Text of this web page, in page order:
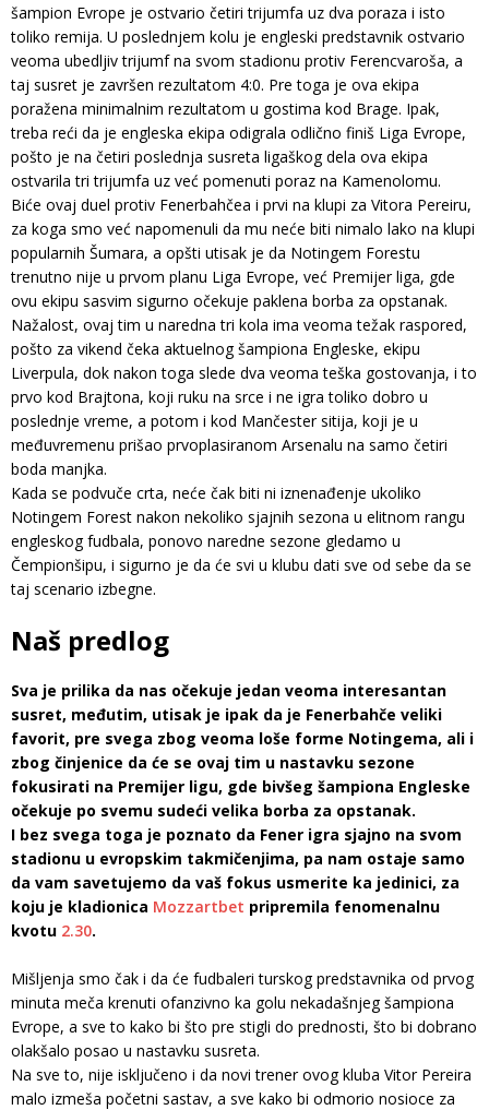
šampion Evrope je ostvario četiri trijumfa uz dva poraza i isto
toliko remija. U poslednjem kolu je engleski predstavnik ostvario
veoma ubedljiv trijumf na svom stadionu protiv Ferencvaroša, a
taj susret je završen rezultatom 4:0. Pre toga je ova ekipa
poražena minimalnim rezultatom u gostima kod Brage. Ipak,
treba reći da je engleska ekipa odigrala odlično finiš Liga Evrope,
pošto je na četiri poslednja susreta ligaškog dela ova ekipa
ostvarila tri trijumfa uz već pomenuti poraz na Kamenolomu.
Biće ovaj duel protiv Fenerbahčea i prvi na klupi za Vitora Pereiru,
za koga smo već napomenuli da mu neće biti nimalo lako na klupi
popularnih Šumara, a opšti utisak je da Notingem Forestu
trenutno nije u prvom planu Liga Evrope, već Premijer liga, gde
ovu ekipu sasvim sigurno očekuje paklena borba za opstanak.
Nažalost, ovaj tim u naredna tri kola ima veoma težak raspored,
pošto za vikend čeka aktuelnog šampiona Engleske, ekipu
Liverpula, dok nakon toga slede dva veoma teška gostovanja, i to
prvo kod Brajtona, koji ruku na srce i ne igra toliko dobro u
poslednje vreme, a potom i kod Mančester sitija, koji je u
međuvremenu prišao prvoplasiranom Arsenalu na samo četiri
boda manjka.
Kada se podvuče crta, neće čak biti ni iznenađenje ukoliko
Notingem Forest nakon nekoliko sjajnih sezona u elitnom rangu
engleskog fudbala, ponovo naredne sezone gledamo u
Čempionšipu, i sigurno je da će svi u klubu dati sve od sebe da se
taj scenario izbegne.
Naš predlog
Sva je prilika da nas očekuje jedan veoma interesantan
susret, međutim, utisak je ipak da je Fenerbahče veliki
favorit, pre svega zbog veoma loše forme Notingema, ali i
zbog činjenice da će se ovaj tim u nastavku sezone
fokusirati na Premijer ligu, gde bivšeg šampiona Engleske
očekuje po svemu sudeći velika borba za opstanak.
I bez svega toga je poznato da Fener igra sjajno na svom
stadionu u evropskim takmičenjima, pa nam ostaje samo
da vam savetujemo da vaš fokus usmerite ka jedinici, za
koju je kladionica Mozzartbet pripremila fenomenalnu
kvotu 2.30.
Mišljenja smo čak i da će fudbaleri turskog predstavnika od prvog
minuta meča krenuti ofanzivno ka golu nekadašnjeg šampiona
Evrope, a sve to kako bi što pre stigli do prednosti, što bi dobrano
olakšalo posao u nastavku susreta.
Na sve to, nije isključeno i da novi trener ovog kluba Vitor Pereira
malo izmeša početni sastav, a sve kako bi odmorio nosioce za